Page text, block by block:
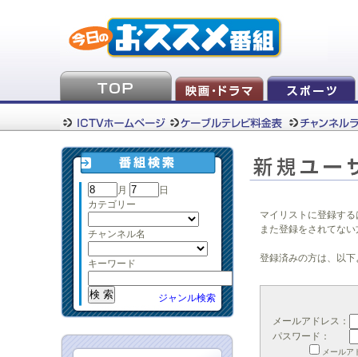
月
日
カテゴリー
チャンネル名
キーワード
ジャンル検索
マイリストに登録す
また登録をされてな
登録済みの方は、以
メールアドレス：
パスワード：
メールア